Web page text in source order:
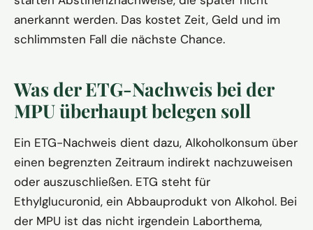
anerkannt werden. Das kostet Zeit, Geld und im
schlimmsten Fall die nächste Chance.
Was der ETG-Nachweis bei der
MPU überhaupt belegen soll
Ein ETG-Nachweis dient dazu, Alkoholkonsum über
einen begrenzten Zeitraum indirekt nachzuweisen
oder auszuschließen. ETG steht für
Ethylglucuronid, ein Abbauprodukt von Alkohol. Bei
der MPU ist das nicht irgendein Laborthema,